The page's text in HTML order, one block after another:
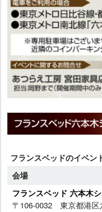
フランスベッドのイベン
会場
フランスベッド 六本木
〒106-0032 東京都港区